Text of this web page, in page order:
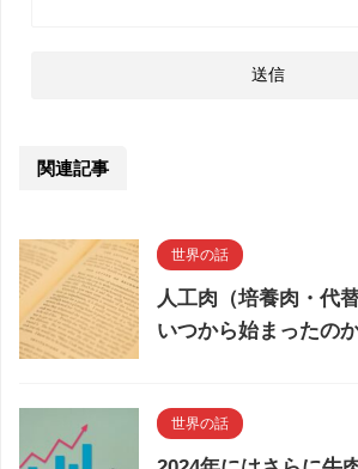
関連記事
世界の話
人工肉（培養肉・代
いつから始まったの
世界の話